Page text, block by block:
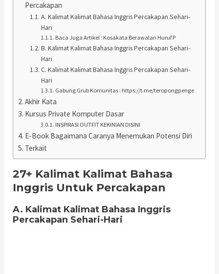
Percakapan
A. Kalimat Kalimat Bahasa Inggris Percakapan Sehari-
Hari
Baca Juga Artikel : Kosakata Berawalan Huruf P
B. Kalimat Kalimat Bahasa Inggris Percakapan Sehari-
Hari
C. Kalimat Kalimat Bahasa Inggris Percakapan Sehari-
Hari
Gabung Grub Komunitas : https://t.me/teropongpenge
Akhir Kata
Kursus Private Komputer Dasar
INSPIRASI OUTFIT KEKINIAN DISINI
E-Book Bagaimana Caranya Menemukan Potensi Diri
Terkait
27+ Kalimat Kalimat Bahasa
Inggris Untuk Percakapan
A. Kalimat Kalimat Bahasa Inggris
Percakapan Sehari-Hari